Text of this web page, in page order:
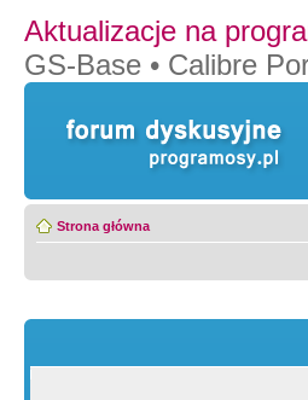
Aktualizacje na
GS-Base • Calibre
Strona główna